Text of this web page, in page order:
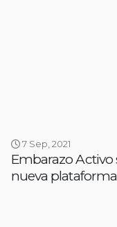
7 Sep, 2021
Embarazo Activo
nueva